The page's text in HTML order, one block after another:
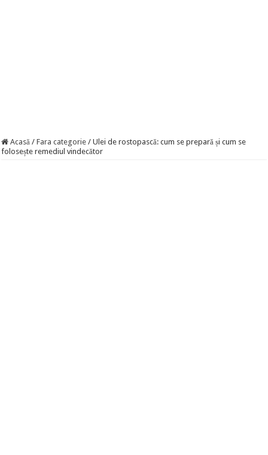
Acasă / Fara categorie / Ulei de rostopască: cum se prepară și cum se
folosește remediul vindecător